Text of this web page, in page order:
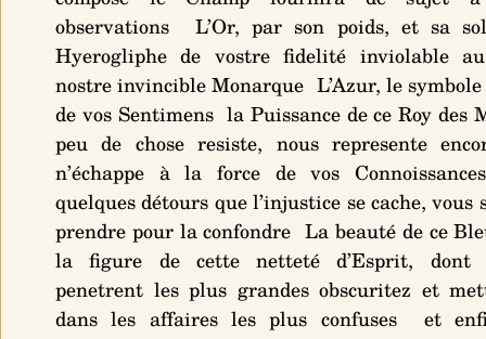
observations L’Or, par son poids, et sa
Hyerogliphe de vostre fidelité inviolable
nostre invincible Monarque L’Azur, le
de vos Sentimens la Puissance de ce Roy des
peu de chose resiste, nous represente
n’échappe à la force de vos
quelques détours que l’injustice se cache, vous
prendre pour la confondre La beauté de ce
la figure de cette netteté d’Esprit, dont
penetrent les plus grandes obscuritez et
dans les affaires les plus confuses et